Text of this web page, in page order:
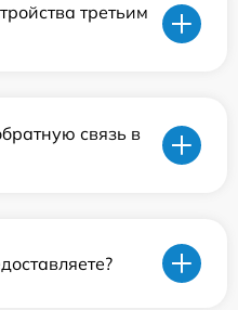
третьим
связь в